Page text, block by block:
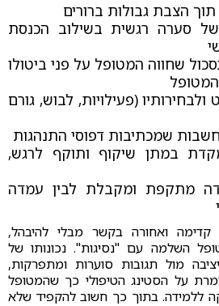
הצבת גבולות ברורים
של סערה רגשית בשילוב הכנסת
שחווה המטופל על פני ביטולו
(פעילויות, לבוש, גורם
שמכתיבות דפוסי התנהגות
במתן שיקוף ותוקף לרגש,
מתקפת ומקבלת לבין עמדה
ואחורה בקשר מבלי להיבהל,
השלמה עם "נסיגות". נכונותו של
מול תגובות סוערות ומתפרקות,
על הסטינג הטיפולי כך שהמטופל
ללמידה. בתוך כך חשוב להקפיד שלא